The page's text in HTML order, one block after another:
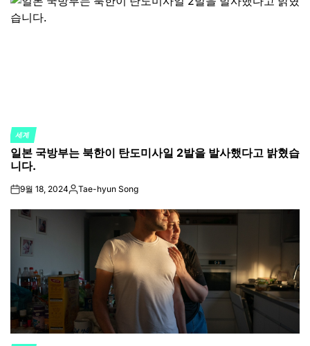
POSTED
IN
세계
일본 국방부는 북한이 탄도미사일 2발을 발사했다고 밝혔습
니다.
on9월 18, 2024Posted
Tae-hyun Song